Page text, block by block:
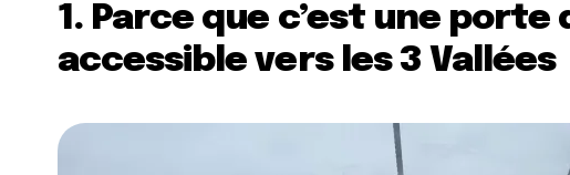
1. Parce que c’est une
accessible vers les 3 Vallées